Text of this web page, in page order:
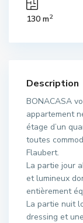
130 m2
Description
BONACASA
appartement
étage d’un
toutes
Flaubert.
La partie jour
et lumineux
entièrement
La partie nuit
dressing et